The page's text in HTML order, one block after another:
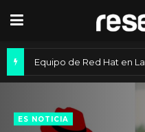
ES NOTICIA